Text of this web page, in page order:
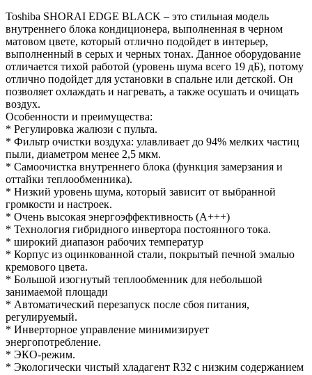
Toshiba SHORAI EDGE BLACK – это стильная модель
внутреннего блока кондиционера, выполненная в черном
матовом цвете, который отлично подойдет в интерьер,
выполненный в серых и черных тонах. Данное оборудование
отличается тихой работой (уровень шума всего 19 дБ), потому
отлично подойдет для установки в спальне или детской. Он
позволяет охлаждать и нагревать, а также осушать и очищать
воздух.
Особенности и преимущества:
* Регулировка жалюзи с пульта.
* Фильтр очистки воздуха: улавливает до 94% мелких частиц
пыли, диаметром менее 2,5 мкм.
* Самоочистка внутреннего блока (функция замерзания и
оттайки теплообменника).
* Низкий уровень шума, который зависит от выбранной
громкости и настроек.
* Очень высокая энергоэффективность (А+++)
* Технология гибридного инвертора постоянного тока.
* широкий диапазон рабочих температур
* Корпус из оцинкованной стали, покрытый печной эмалью
кремового цвета.
* Большой изогнутый теплообменник для небольшой
занимаемой площади
* Автоматический перезапуск после сбоя питания,
регулируемый.
* Инверторное управление минимизирует
энергопотребление.
* ЭКО-режим.
* Экологически чистый хладагент R32 с низким содержанием